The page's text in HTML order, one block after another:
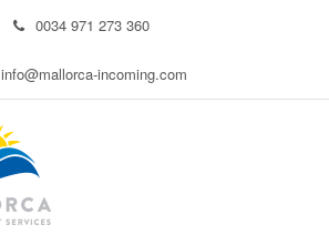
0034 971 273 360
info@mallorca-incoming.com